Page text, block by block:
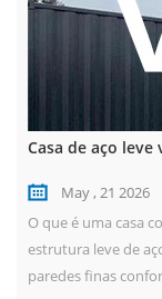
Casa de aço
May , 21 2026
O que é uma casa
estrutura leve de
paredes finas